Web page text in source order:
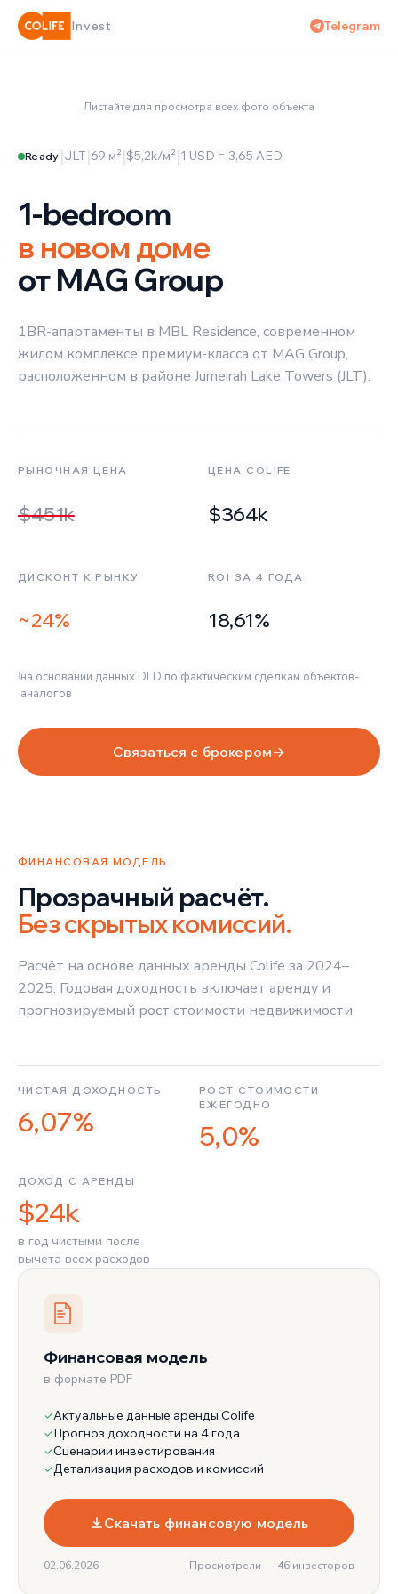
Invest Telegram
Ready |JLT|69 м²|$5,2k/м²|1 USD = 3,65 AED
1-bedroom
в новом доме
от MAG Group
1BR-апартаменты в MBL Residence, современном
жилом комплексе премиум-класса от MAG Group,
расположенном в районе Jumeirah Lake Towers (JLT).
РЫНОЧНАЯ ЦЕНА
$451k
ЦЕНА COLIFE
$364k
ДИСКОНТ К РЫНКУ
~24%
ROI ЗА 4 ГОДА
18,61%
ℹна основании данных DLD по фактическим сделкам объектов-
аналогов
Связаться с брокером→
✦ДИСКОНТ ДО 24%
ПРОЕКТ ПРЕМИУМ-КЛАССА
Листайте для просмотра всех фото объекта
ФИНАНСОВАЯ МОДЕЛЬ
Прозрачный расчёт.
Без скрытых комиссий.
Расчёт на основе данных аренды Colife за 2024–
2025. Годовая доходность включает аренду и
прогнозируемый рост стоимости недвижимости.
ЧИСТАЯ ДОХОДНОСТЬ
6,07%
РОСТ СТОИМОСТИ
ЕЖЕГОДНО
5,0%
ДОХОД С АРЕНДЫ
$24k
в год чистыми после
вычета всех расходов
Финансовая модель
в формате PDF
✓Актуальные данные аренды Colife
✓Прогноз доходности на 4 года
✓Сценарии инвестирования
✓Детализация расходов и комиссий
Скачать финансовую модель
02.06.2026 Просмотрели — 46 инвесторов